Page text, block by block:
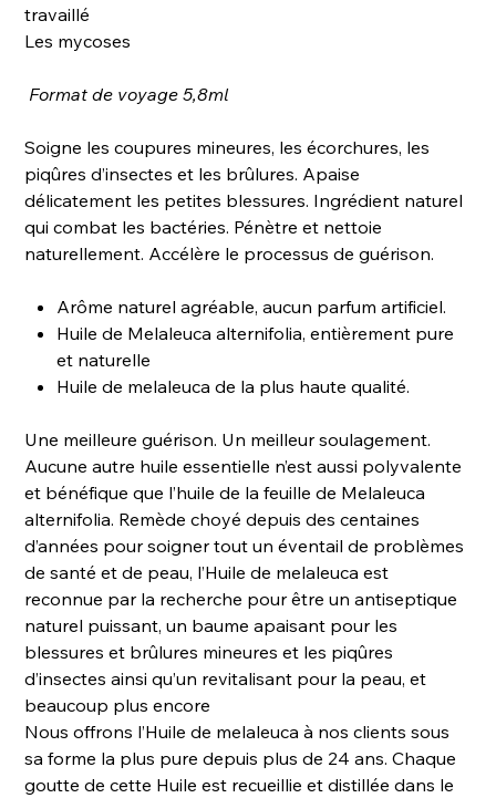
travaillé
Les mycoses
Format de voyage 5,8ml
Soigne les coupures mineures, les écorchures, les
piqûres d’insectes et les brûlures. Apaise
délicatement les petites blessures. Ingrédient naturel
qui combat les bactéries. Pénètre et nettoie
naturellement. Accélère le processus de guérison.
Arôme naturel agréable, aucun parfum artificiel.
Huile de Melaleuca alternifolia, entièrement pure
et naturelle
Huile de melaleuca de la plus haute qualité.
Une meilleure guérison. Un meilleur soulagement.
Aucune autre huile essentielle n’est aussi polyvalente
et bénéfique que l’huile de la feuille de Melaleuca
alternifolia. Remède choyé depuis des centaines
d’années pour soigner tout un éventail de problèmes
de santé et de peau, l’Huile de melaleuca est
reconnue par la recherche pour être un antiseptique
naturel puissant, un baume apaisant pour les
blessures et brûlures mineures et les piqûres
d’insectes ainsi qu’un revitalisant pour la peau, et
beaucoup plus encore
Nous offrons l’Huile de melaleuca à nos clients sous
sa forme la plus pure depuis plus de 24 ans. Chaque
goutte de cette Huile est recueillie et distillée dans le